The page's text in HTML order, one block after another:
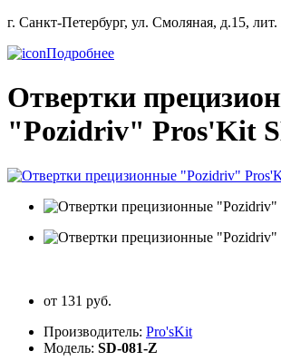
г. Санкт-Петербург, ул. Смоляная, д.15,
Подробнее
Отвертки
"Pozidriv" Pros'Kit
от 131 руб.
Производитель: Pro'sKit
Модель: SD-081-Z